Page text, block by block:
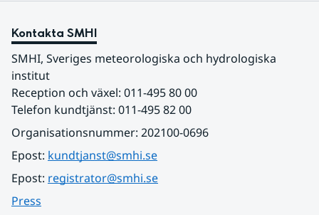
Kontakta SMHI
SMHI, Sveriges meteorologiska och hydrologiska
institut
Reception och växel: 011-495 80 00
Telefon kundtjänst: 011-495 82 00
Organisationsnummer: 202100-0696
Epost: kundtjanst@smhi.se
Epost: registrator@smhi.se
Press